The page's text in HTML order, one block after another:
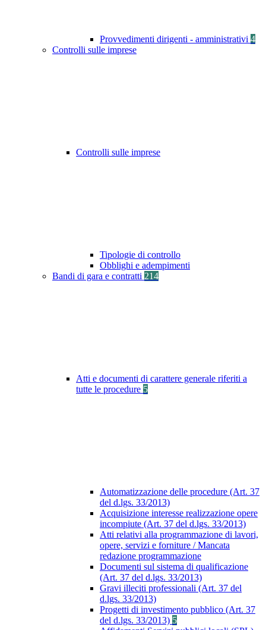
Provvedimenti dirigenti - amministrativi 4
Controlli sulle imprese
Controlli sulle imprese
Tipologie di controllo
Obblighi e adempimenti
Bandi di gara e contratti 214
Atti e documenti di carattere generale riferiti a
tutte le procedure 5
Automatizzazione delle procedure (Art. 37
del d.lgs. 33/2013)
Acquisizione interesse realizzazione opere
incompiute (Art. 37 del d.lgs. 33/2013)
Atti relativi alla programmazione di lavori,
opere, servizi e forniture / Mancata
redazione programmazione
Documenti sul sistema di qualificazione
(Art. 37 del d.lgs. 33/2013)
Gravi illeciti professionali (Art. 37 del
d.lgs. 33/2013)
Progetti di investimento pubblico (Art. 37
del d.lgs. 33/2013) 5